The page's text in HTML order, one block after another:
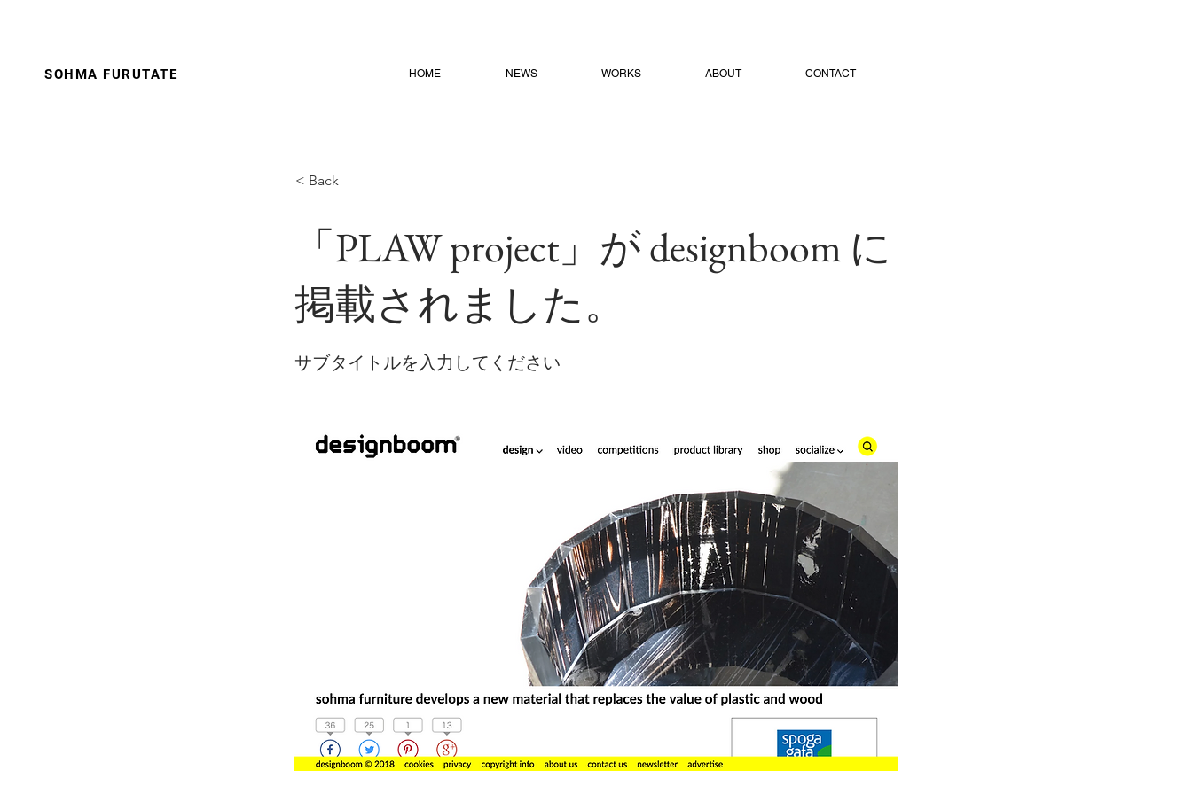
SOHMA FURUTATE HOME NEWS WORKS ABOUT CONTACT
< Back
「PLAW project」が designboom に
掲載されました。
サブタイトルを入力してください